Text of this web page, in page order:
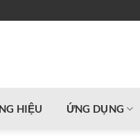
HIỆU ỨNG DỤNG